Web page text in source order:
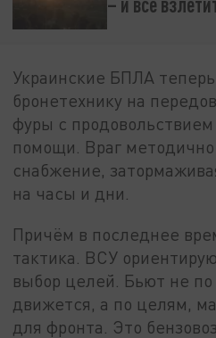
Украинские БПЛА
бронетехнику на
фуры с
помощи. Враг
снабжение,
на часы и дни.
Причём в последнее
тактика. ВСУ
выбор целей. Бьют не по
движется, а по целям,
для фронта. Это